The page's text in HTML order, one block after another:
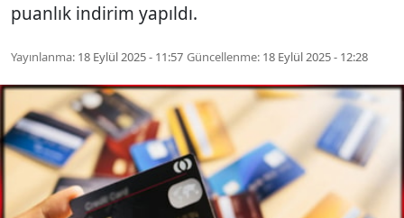
puanlık indirim yapıldı.
Yayınlanma: 18 Eylül 2025 - 11:57 Güncellenme: 18 Eylül 2025 - 12:28